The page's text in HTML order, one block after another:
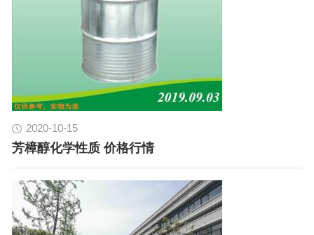
2020-10-15
芳樟醇化学性质 价格行情